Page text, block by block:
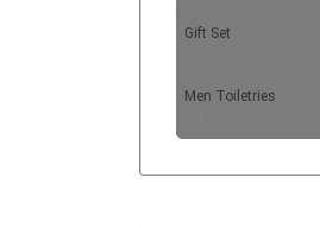
Gift Set
Men Toiletries